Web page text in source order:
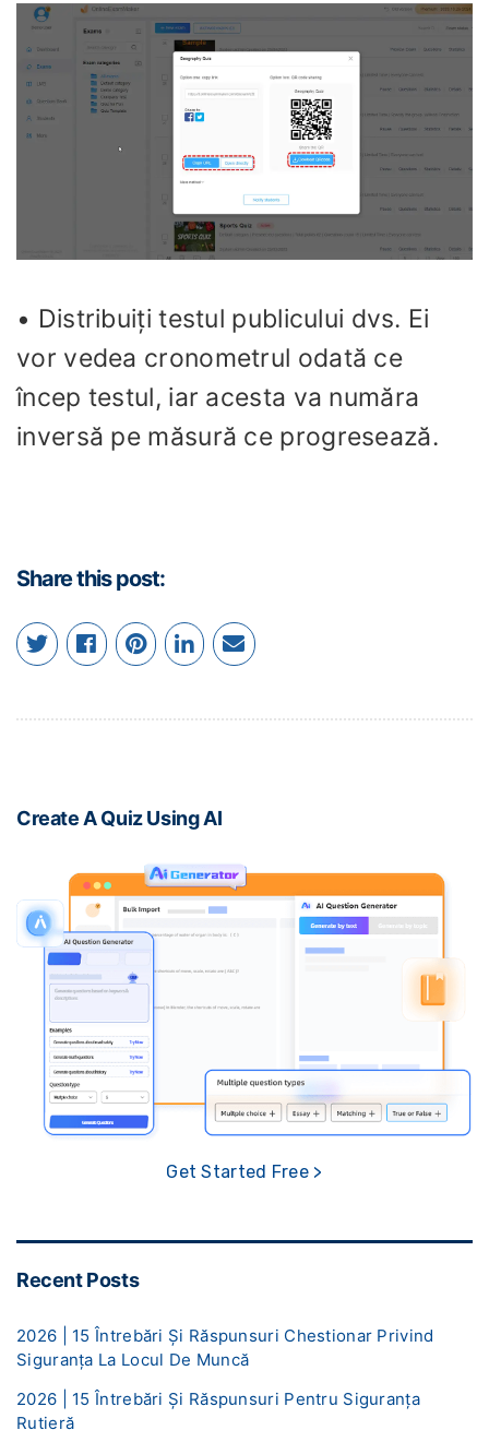
• Distribuiți testul publicului dvs. Ei
vor vedea cronometrul odată ce
încep testul, iar acesta va număra
inversă pe măsură ce progresează.
Share this post:
Create A Quiz Using AI
Get Started Free >
Recent Posts
2026 | 15 Întrebări Și Răspunsuri Chestionar Privind
Siguranța La Locul De Muncă
2026 | 15 Întrebări Și Răspunsuri Pentru Siguranța
Rutieră